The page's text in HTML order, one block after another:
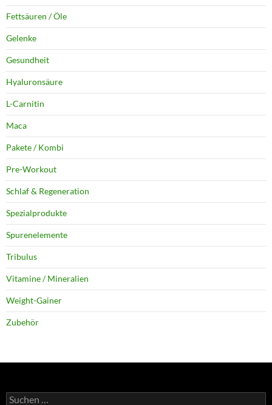
Fettsäuren / Öle
Gelenke
Gesundheit
Hyaluronsäure
L-Carnitin
Maca
Pakete / Kombi
Pre-Workout
Schlaf & Regeneration
Spezialprodukte
Spurenelemente
Tribulus
Vitamine / Mineralien
Weight-Gainer
Zubehör
Suchen